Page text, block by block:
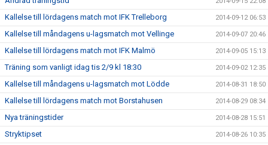
Kallelse till lördagens match mot IFK Trelleborg 2014-09-12 06:53
Kallelse till måndagens u-lagsmatch mot Vellinge 2014-09-07 20:46
Kallelse till lördagens match mot IFK Malmö 2014-09-05 15:13
Träning som vanligt idag tis 2/9 kl 18:30 2014-09-02 12:35
Kallelse till måndagens u-lagsmatch mot Lödde 2014-08-31 18:50
Kallelse till lördagens match mot Borstahusen 2014-08-29 08:34
Nya träningstider 2014-08-28 15:51
Stryktipset 2014-08-26 10:35